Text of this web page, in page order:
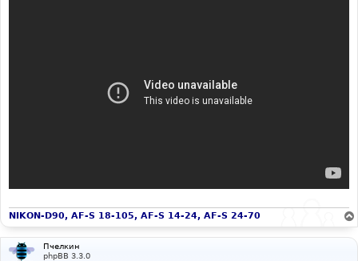
NIKON-D90, AF-S 18-105, AF-S 14-24, AF-S 24-70
Пчелкин
phpBB 3.3.0